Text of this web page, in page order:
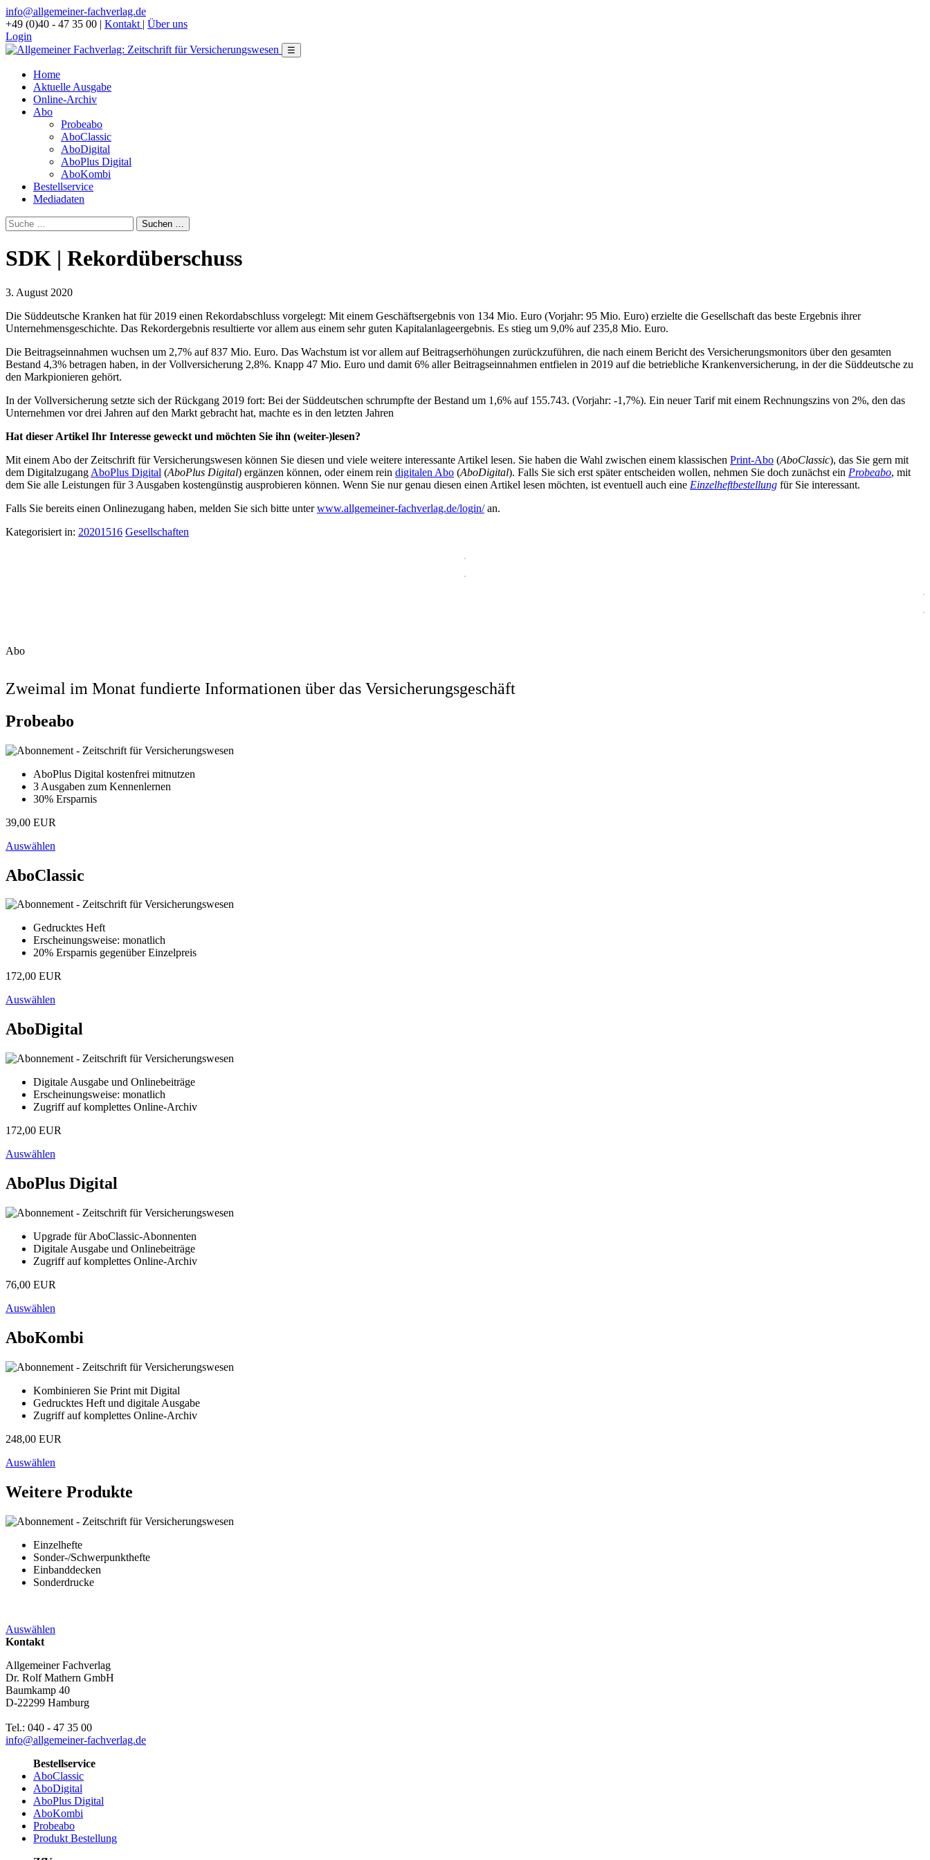
info@allgemeiner-fachverlag.de
+49 (0)40 - 47 35 00 | Kontakt | Über uns
Login
☰
Home
Aktuelle Ausgabe
Online-Archiv
Abo
Probeabo
AboClassic
AboDigital
AboPlus Digital
AboKombi
Bestellservice
Mediadaten
SDK | Rekordüberschuss
3. August 2020
Die Süddeutsche Kranken hat für 2019 einen Rekordabschluss vorgelegt: Mit einem Geschäftsergebnis von 134 Mio. Euro (Vorjahr: 95 Mio. Euro) erzielte die Gesellschaft das beste Ergebnis ihrer
Unternehmensgeschichte. Das Rekordergebnis resultierte vor allem aus einem sehr guten Kapitalanlageergebnis. Es stieg um 9,0% auf 235,8 Mio. Euro.
Die Beitragseinnahmen wuchsen um 2,7% auf 837 Mio. Euro. Das Wachstum ist vor allem auf Beitragserhöhungen zurückzuführen, die nach einem Bericht des Versicherungsmonitors über den gesamten
Bestand 4,3% betragen haben, in der Vollversicherung 2,8%. Knapp 47 Mio. Euro und damit 6% aller Beitragseinnahmen entfielen in 2019 auf die betriebliche Krankenversicherung, in der die Süddeutsche zu
den Markpionieren gehört.
In der Vollversicherung setzte sich der Rückgang 2019 fort: Bei der Süddeutschen schrumpfte der Bestand um 1,6% auf 155.743. (Vorjahr: -1,7%). Ein neuer Tarif mit einem Rechnungszins von 2%, den das
Unternehmen vor drei Jahren auf den Markt gebracht hat, machte es in den letzten Jahren
Hat dieser Artikel Ihr Interesse geweckt und möchten Sie ihn (weiter-)lesen?
Mit einem Abo der Zeitschrift für Versicherungswesen können Sie diesen und viele weitere interessante Artikel lesen. Sie haben die Wahl zwischen einem klassischen Print-Abo (AboClassic), das Sie gern mit
dem Digitalzugang AboPlus Digital (AboPlus Digital) ergänzen können, oder einem rein digitalen Abo (AboDigital). Falls Sie sich erst später entscheiden wollen, nehmen Sie doch zunächst ein Probeabo, mit
dem Sie alle Leistungen für 3 Ausgaben kostengünstig ausprobieren können. Wenn Sie nur genau diesen einen Artikel lesen möchten, ist eventuell auch eine Einzelheftbestellung für Sie interessant.
Falls Sie bereits einen Onlinezugang haben, melden Sie sich bitte unterwww.allgemeiner-fachverlag.de/login/an.
Kategorisiert in: 20201516 Gesellschaften
Abo
Zweimal im Monat fundierte Informationen über das Versicherungsgeschäft
Probeabo
AboPlus Digital kostenfrei mitnutzen
3 Ausgaben zum Kennenlernen
30% Ersparnis
39,00 EUR
Auswählen
AboClassic
Gedrucktes Heft
Erscheinungsweise: monatlich
20% Ersparnis gegenüber Einzelpreis
172,00 EUR
Auswählen
AboDigital
Digitale Ausgabe und Onlinebeiträge
Erscheinungsweise: monatlich
Zugriff auf komplettes Online-Archiv
172,00 EUR
Auswählen
AboPlus Digital
Upgrade für AboClassic-Abonnenten
Digitale Ausgabe und Onlinebeiträge
Zugriff auf komplettes Online-Archiv
76,00 EUR
Auswählen
AboKombi
Kombinieren Sie Print mit Digital
Gedrucktes Heft und digitale Ausgabe
Zugriff auf komplettes Online-Archiv
248,00 EUR
Auswählen
Weitere Produkte
Einzelhefte
Sonder-/Schwerpunkthefte
Einbanddecken
Sonderdrucke
Auswählen
Kontakt
Allgemeiner Fachverlag
Dr. Rolf Mathern GmbH
Baumkamp 40
D-22299 Hamburg
Tel.: 040 - 47 35 00
info@allgemeiner-fachverlag.de
Bestellservice
AboClassic
AboDigital
AboPlus Digital
AboKombi
Probeabo
Produkt Bestellung